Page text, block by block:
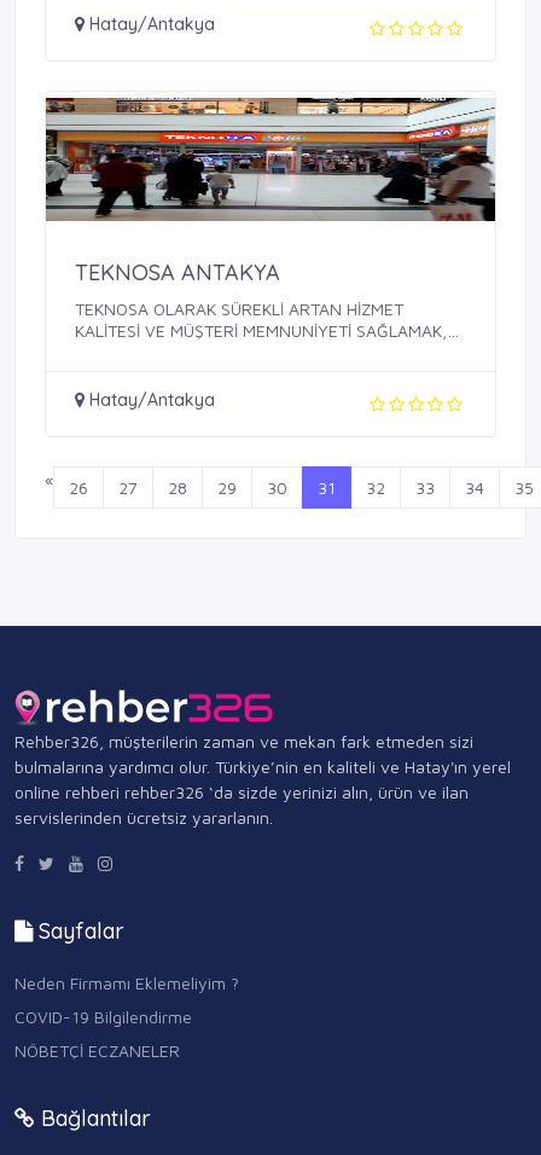
Hatay/Antakya
TEKNOSA ANTAKYA
TEKNOSA OLARAK SÜREKLİ ARTAN HİZMET
KALİTESİ VE MÜŞTERİ MEMNUNİYETİ SAĞLAMAK,
Hatay/Antakya
« 26 27 28 29 30 31 32 33 34 35
Rehber326, müşterilerin zaman ve mekan fark etmeden sizi
bulmalarına yardımcı olur. Türkiye’nin en kaliteli ve Hatay'ın yerel
online rehberi rehber326 ‘da sizde yerinizi alın, ürün ve ilan
servislerinden ücretsiz yararlanın.
Sayfalar
Neden Firmamı Eklemeliyim ?
COVID-19 Bilgilendirme
NÖBETÇİ ECZANELER
Bağlantılar